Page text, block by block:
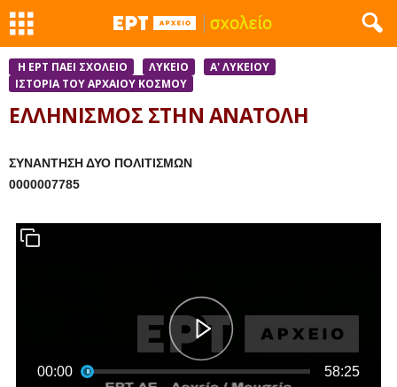
Η ΕΡΤ ΠΑΕΙ ΣΧΟΛΕΙΟ ΛΥΚΕΙΟ
Α' ΛΥΚΕΙΟΥ
ΙΣΤΟΡΊΑ ΤΟΥ ΑΡΧΑΊΟΥ ΚΌΣΜΟΥ
ΕΛΛΗΝΙΣΜΟΣ ΣΤΗΝ ΑΝΑΤΟΛΗ
ΣΥΝΑΝΤΗΣΗ ΔΥΟ ΠΟΛΙΤΙΣΜΩΝ
0000007785